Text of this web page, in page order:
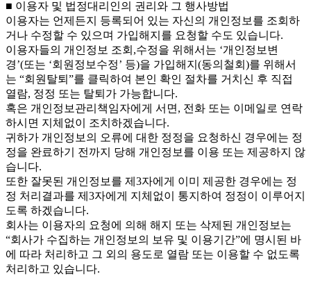
■ 이용자 및 법정대리인의 권리와 그 행사방법
이용자는 언제든지 등록되어 있는 자신의 개인정보를 조회하
거나 수정할 수 있으며 가입해지를 요청할 수도 있습니다.
이용자들의 개인정보 조회,수정을 위해서는 ‘개인정보변
경’(또는 ‘회원정보수정’ 등)을 가입해지(동의철회)를 위해서
는 “회원탈퇴”를 클릭하여 본인 확인 절차를 거치신 후 직접
열람, 정정 또는 탈퇴가 가능합니다.
혹은 개인정보관리책임자에게 서면, 전화 또는 이메일로 연락
하시면 지체없이 조치하겠습니다.
귀하가 개인정보의 오류에 대한 정정을 요청하신 경우에는 정
정을 완료하기 전까지 당해 개인정보를 이용 또는 제공하지 않
습니다.
또한 잘못된 개인정보를 제3자에게 이미 제공한 경우에는 정
정 처리결과를 제3자에게 지체없이 통지하여 정정이 이루어지
도록 하겠습니다.
회사는 이용자의 요청에 의해 해지 또는 삭제된 개인정보는
“회사가 수집하는 개인정보의 보유 및 이용기간”에 명시된 바
에 따라 처리하고 그 외의 용도로 열람 또는 이용할 수 없도록
처리하고 있습니다.